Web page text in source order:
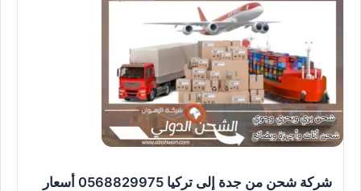
شركة شحن من جدة إلى تركيا 0568829975 أسعار